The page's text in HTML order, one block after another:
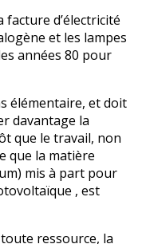
d’électricité
et les lampes
années 80 pour
élémentaire, et doit
davantage la
que le travail, non
que la matière
mis à part pour
, est
ressource, la